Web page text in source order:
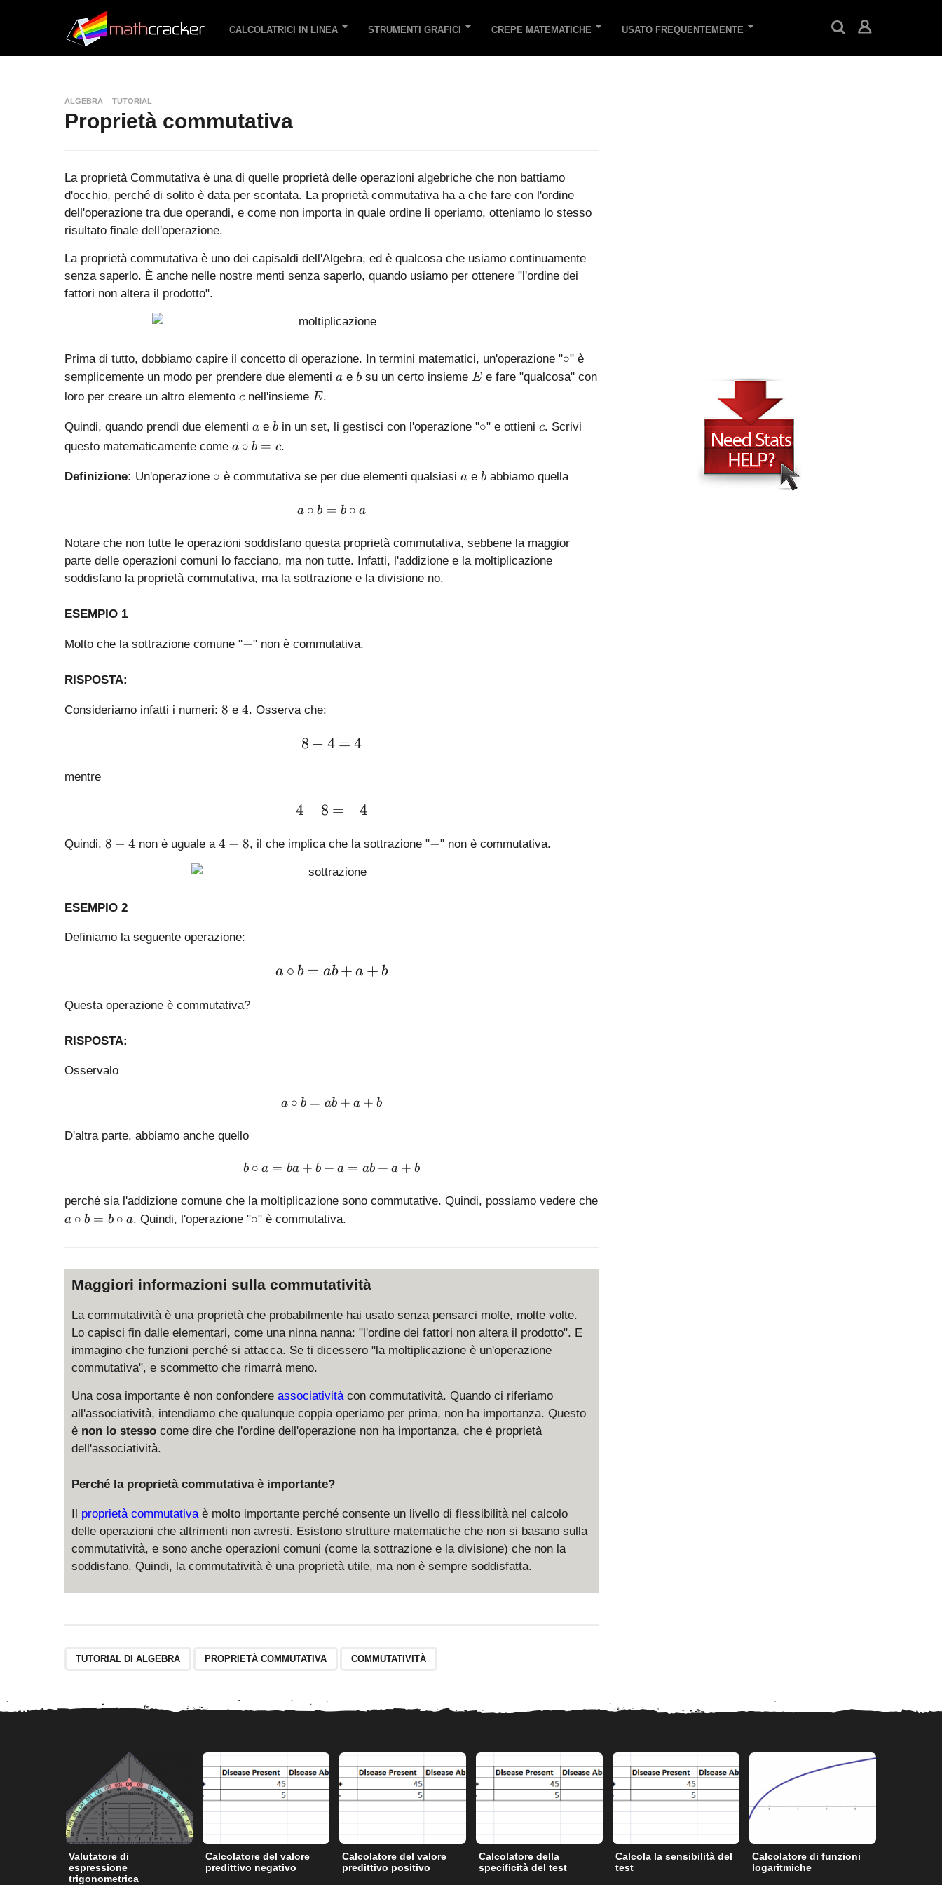
CALCOLATRICI IN LINEA STRUMENTI GRAFICI CREPE MATEMATICHE USATO FREQUENTEMENTE
ALGEBRA TUTORIAL
Proprietà commutativa
La proprietà Commutativa è una di quelle proprietà delle operazioni algebriche che non battiamo
d'occhio, perché di solito è data per scontata. La proprietà commutativa ha a che fare con l'ordine
dell'operazione tra due operandi, e come non importa in quale ordine li operiamo, otteniamo lo stesso
risultato finale dell'operazione.
La proprietà commutativa è uno dei capisaldi dell'Algebra, ed è qualcosa che usiamo continuamente
senza saperlo. È anche nelle nostre menti senza saperlo, quando usiamo per ottenere "l'ordine dei
fattori non altera il prodotto".
Prima di tutto, dobbiamo capire il concetto di operazione. In termini matematici, un'operazione "\
c
∘" è
semplicemente un modo per prendere due elementi a
a e b
b su un certo insieme E
E e fare "qualcosa" con
loro per creare un altro elemento c
c nell'insieme E
E.
Quindi, quando prendi due elementi a
a e b
b in un set, li gestisci con l'operazione "\
r
∘" e ottieni c
c. Scrivi
questo matematicamente come a
ci
c
a ∘ b = c.
Definizione: Un'operazione \
∘ è commutativa se per due elementi qualsiasi a
a e b
b abbiamo quella
a\circ b = b \circ a
a ∘ b = b ∘ a
Notare che non tutte le operazioni soddisfano questa proprietà commutativa, sebbene la maggior
parte delle operazioni comuni lo facciano, ma non tutte. Infatti, l'addizione e la moltiplicazione
soddisfano la proprietà commutativa, ma la sottrazione e la divisione no.
ESEMPIO 1
Molto che la sottrazione comune "-
−" non è commutativa.
RISPOSTA:
Consideriamo infatti i numeri: 8
8 e 4
4. Osserva che:
\large 8 - 4 = 4
8 − 4 = 4
mentre
\large 4 - 8 = -4
4 − 8 = −4
Quindi, 8
8 − 4 non è uguale a4
4 − 8, il che implica che la sottrazione "-
−" non è commutativa.
ESEMPIO 2
Definiamo la seguente operazione:
\large a\circ b = ab+a+b
a ∘ b = ab + a + b
Questa operazione è commutativa?
RISPOSTA:
Osservalo
a \circ b = ab+a+b
a ∘ b = ab + a + b
D'altra parte, abbiamo anche quello
b \circ a = ba+b+a = ab + a + b
b ∘ a = ba + b + a = ab + a + b
perché sia ​​l'addizione comune che la moltiplicazione sono commutative. Quindi, possiamo vedere che
a
=
ci
rc
a ∘ b = b ∘ a. Quindi, l'operazione "\
c
∘" è commutativa.
Maggiori informazioni sulla commutatività
La commutatività è una proprietà che probabilmente hai usato senza pensarci molte, molte volte.
Lo capisci fin dalle elementari, come una ninna nanna: "l'ordine dei fattori non altera il prodotto". E
immagino che funzioni perché si attacca. Se ti dicessero "la moltiplicazione è un'operazione
commutativa", e scommetto che rimarrà meno.
Una cosa importante è non confondere associatività con commutatività. Quando ci riferiamo
all'associatività, intendiamo che qualunque coppia operiamo per prima, non ha importanza. Questo
è non lo stesso come dire che l'ordine dell'operazione non ha importanza, che è proprietà
dell'associatività.
Perché la proprietà commutativa è importante?
proprietà commutativa è molto importante perché consente un livello di flessibilità nel calcolo
delle operazioni che altrimenti non avresti. Esistono strutture matematiche che non si basano sulla
commutatività, e sono anche operazioni comuni (come la sottrazione e la divisione) che non la
soddisfano. Quindi, la commutatività è una proprietà utile, ma non è sempre soddisfatta.
TUTORIAL DI ALGEBRA PROPRIETÀ COMMUTATIVA COMMUTATIVITÀ
Valutatore di
espressione
trigonometrica
Calcolatore del valore
predittivo negativo
Calcolatore del valore
predittivo positivo
Calcolatore della
specificità del test
Calcola la sensibilità del
test
Calcolatore di funzioni
logaritmiche